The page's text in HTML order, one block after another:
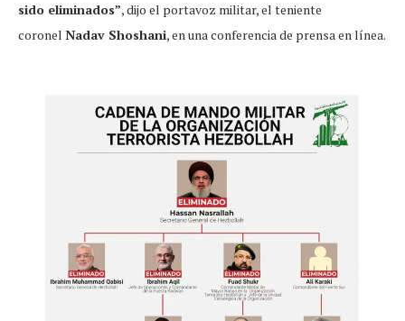
sido eliminados”, dijo el portavoz militar, el teniente
coronel Nadav Shoshani, en una conferencia de prensa en línea.